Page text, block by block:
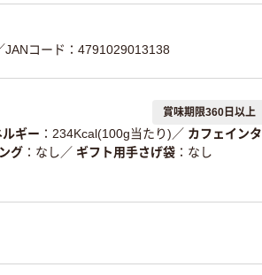
JANコード：4791029013138
賞味期限360日以上
ルギー 234Kcal(100g当たり) ／ カフェインタ
グ なし ／ ギフト用手さげ袋
なし